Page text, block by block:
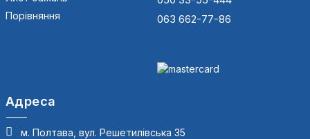
Порівняння
063 662-77-86
Адреса
м. Полтава, вул. Решетилівська 35